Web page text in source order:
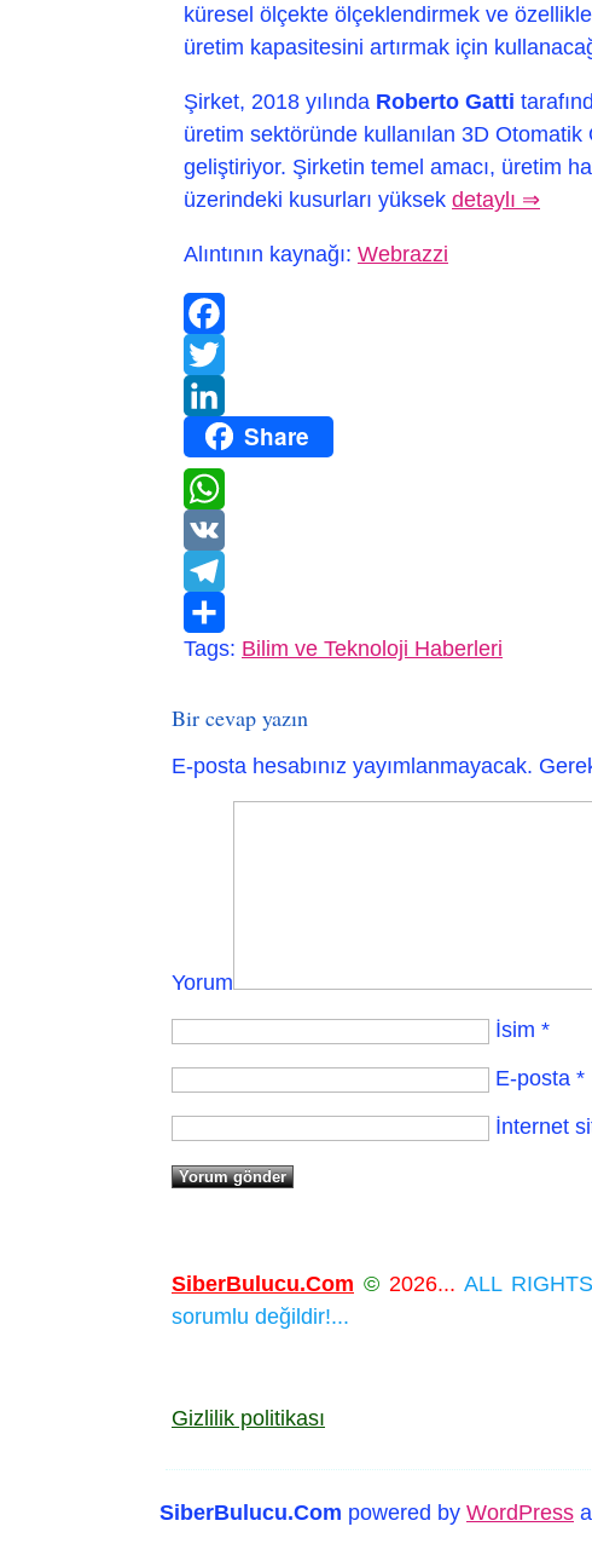
küresel ölçekte ölçeklendirmek ve
üretim kapasitesini artırmak için
Şirket, 2018 yılında Roberto Gatti
üretim sektöründe kullanılan 3D
geliştiriyor. Şirketin temel amacı, üretim
üzerindeki kusurları yüksek detaylı ⇒
Alıntının kaynağı: Webrazzi
Facebook
Twitter
LinkedInShare
WhatsApp
VK
Telegram
Paylaş
Tags: Bilim ve Teknoloji Haberleri
Bir cevap yazın
E-posta hesabınız yayımlanmayacak.
Yorum
İsim *
E-posta *
İnternet
SiberBulucu.Com © 2026... ALL
sorumlu değildir!...
Gizlilik politikası
SiberBulucu.Com powered by WordPress